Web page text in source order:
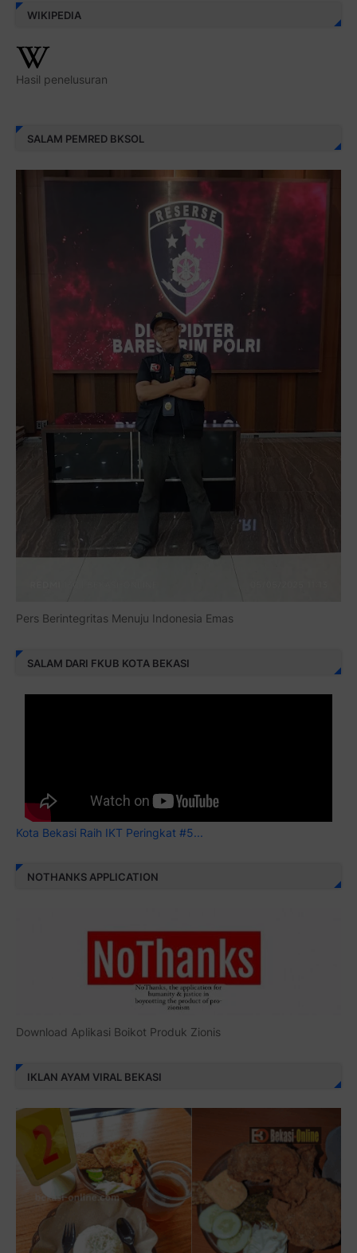
WIKIPEDIA
Hasil penelusuran
SALAM PEMRED BKSOL
Pers Berintegritas Menuju Indonesia Emas
SALAM DARI FKUB KOTA BEKASI
Kota Bekasi Raih IKT Peringkat #5...
NOTHANKS APPLICATION
Download Aplikasi Boikot Produk Zionis
IKLAN AYAM VIRAL BEKASI